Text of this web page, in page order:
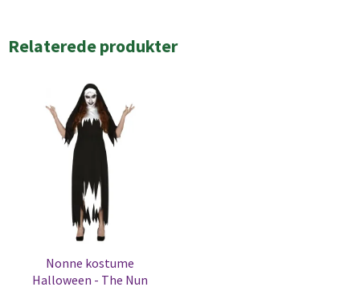
Relaterede produkter
Nonne kostume
Halloween - The Nun